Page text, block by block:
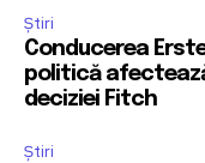
Știri
Conducerea
politică
deciziei Fitch
Știri